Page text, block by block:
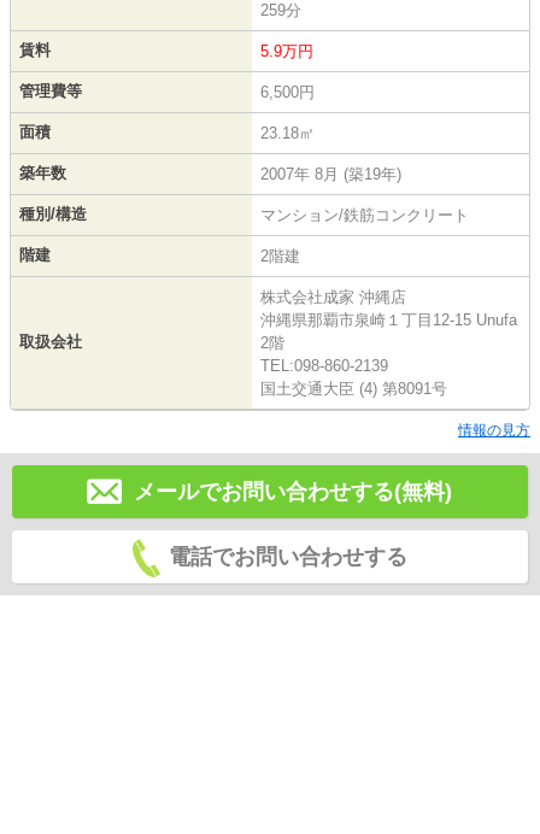
259分
賃料 5.9万円
管理費等 6,500円
面積 23.18㎡
築年数 2007年 8月 (築19年)
種別/構造 マンション/鉄筋コンクリート
階建 2階建
取扱会社
株式会社成家 沖縄店
沖縄県那覇市泉崎１丁目12-15 Unufa
2階
TEL:098-860-2139
国土交通大臣 (4) 第8091号
情報の見方
メールでお問い合わせする(無料)
電話でお問い合わせする